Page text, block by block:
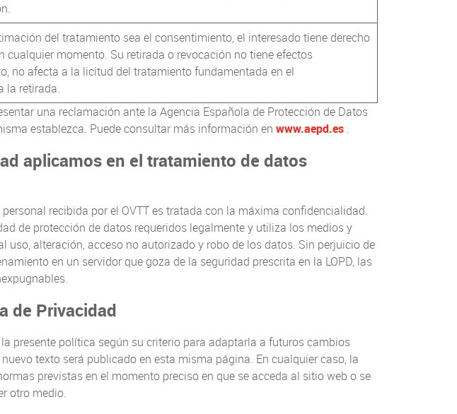
del tratamiento sea el consentimiento, el interesado tiene derecho
cualquier momento. Su retirada o revocación no tiene efectos
no afecta a la licitud del tratamiento fundamentada en el
la retirada.
una reclamación ante la Agencia Española de Protección de Datos
establezca. Puede consultar más información en www.aepd.es .
aplicamos en el tratamiento de datos
recibida por el OVTT es tratada con la máxima confidencialidad.
de protección de datos requeridos legalmente y utiliza los medios y
uso, alteración, acceso no autorizado y robo de los datos. Sin perjuicio de
en un servidor que goza de la seguridad prescrita en la LOPD, las
de Privacidad
presente política según su criterio para adaptarla a futuros cambios
texto será publicado en esta misma página. En cualquier caso, la
previstas en el momento preciso en que se acceda al sitio web o se
otro medio.